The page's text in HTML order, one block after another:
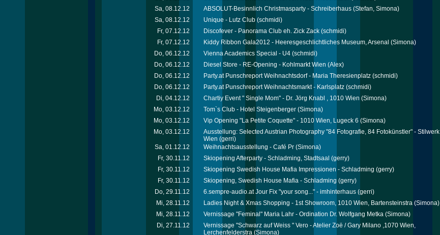
Sa, 08.12.12
ABSOLUT-Besinnlich Christmasparty - Schreiberhaus (Stefan, Simona)
Sa, 08.12.12
Unique - Lutz Club (schmidi)
Fr, 07.12.12
Discofever - Panorama Club eh. Zick Zack (schmidi)
Fr, 07.12.12
Kiddy Ribbon Gala2012 - Heeresgeschlichtliches Museum, Arsenal (Simona)
Do, 06.12.12
Vienna Academics Special - U4 (schmidi)
Do, 06.12.12
Diesel Store - RE-Opening - Kohlmarkt Wien (Alex)
Do, 06.12.12
Party.at Punschreport Weihnachtsdorf - Maria Theresienplatz (schmidi)
Do, 06.12.12
Party.at Punschreport Weihnachtsmarkt - Karlsplatz (schmidi)
Di, 04.12.12
Chartiy Event " Single Mom" - Dr. Jörg Knabl , 1010 Wien (Simona)
Mo, 03.12.12
Tom`s Club - Hotel Steigenberger (Simona)
Mo, 03.12.12
Vip Opening "La Petite Coquette" - 1010 Wien, Lugeck 6 (Simona)
Mo, 03.12.12
Ausstellung: Selected Austrian Photography "84 Fotografie, 84 Fotokünstler" - Stilwerk
Wien (gerri)
Sa, 01.12.12 Weihnachtsausstellung - Café Pr (Simona)
Fr, 30.11.12
Skiopening Afterparty - Schladming, Stadtsaal (gerry)
Fr, 30.11.12
Skiopening Swedish House Mafia Impressionen - Schladming (gerry)
Fr, 30.11.12
Skiopening, Swedish House Mafia - Schladming (gerry)
Do, 29.11.12
6.sempre-audio.at Jour Fix "your song..." - imhinterhaus (gerri)
Mi, 28.11.12
Ladies Night & Xmas Shopping - 1st Showroom, 1010 Wien, Bartensteinstra (Simona)
Mi, 28.11.12
Vernissage "Feminal" Maria Lahr - Ordination Dr. Wolfgang Metka (Simona)
Di, 27.11.12
Vernissage "Schwarz auf Weiss " Vero - Atelier Zoë / Gary Milano ,1070 Wien,
Lerchenfelderstra (Simona)